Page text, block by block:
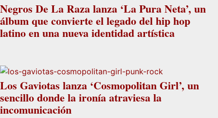
Negros De La Raza lanza ‘La Pura Neta’, un
álbum que convierte el legado del hip hop
latino en una nueva identidad artística
Los Gaviotas lanza ‘Cosmopolitan Girl’, un
sencillo donde la ironía atraviesa la
incomunicación